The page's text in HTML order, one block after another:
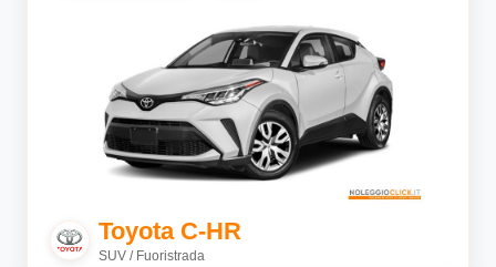
Toyota C-HR
SUV / Fuoristrada
Ash Grey metallizzato
Interni in tessuto sostenibile
TOYOTA C-HR Hybrid 140 Active Sport utility